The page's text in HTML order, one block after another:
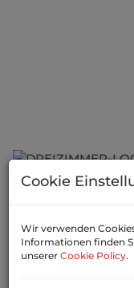
Beschreibung
Diese helle
ihre ruhige Nord-
Cookie
Wir verwenden
Informationen finden
unserer Cookie Policy.